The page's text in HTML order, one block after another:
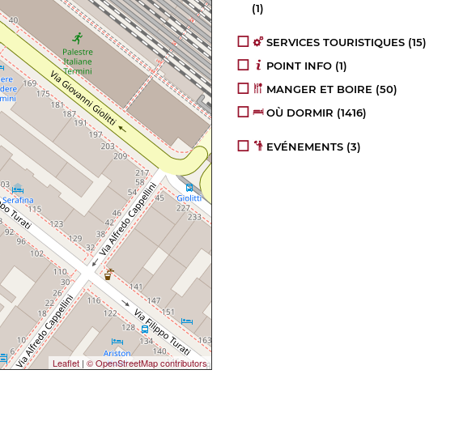
Leaflet | © OpenStreetMap contributors
(1)
SERVICES TOURISTIQUES (15)
POINT INFO (1)
MANGER ET BOIRE (50)
OÙ DORMIR (1416)
EVÉNEMENTS (3)